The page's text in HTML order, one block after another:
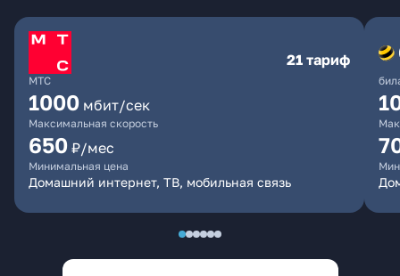
МТС
21 тариф
1000 мбит/сек
Максимальная скорость
650 ₽/мес
Минимальная цена
Домашний интернет, ТВ, мобильная связь